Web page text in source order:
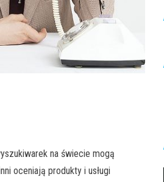
na świecie mogą
oceniają produkty i usługi